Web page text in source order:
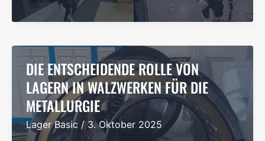
Unternehmen
aus
der
ultimative
Champion
auf
seinem
Gebiet,
innoviert
DIE ENTSCHEIDENDE ROLLE VON
LAGERN IN WALZWERKEN FÜR DIE
METALLURGIE
Lager Basic /3. Oktober 2025